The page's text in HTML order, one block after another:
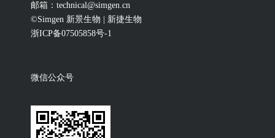
邮箱：technical@simgen.cn
©Simgen 新景生物 | 新捷生物
浙ICP备07505858号-1
微信公众号